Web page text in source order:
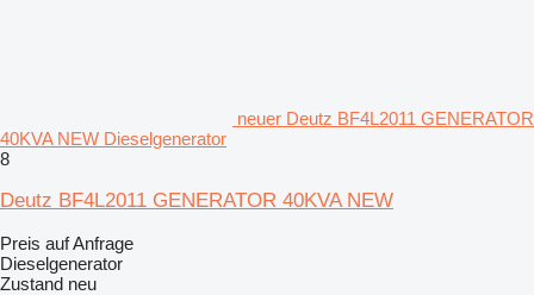
neuer Deutz BF4L2011 GENERATOR
40KVA NEW Dieselgenerator
8
Deutz BF4L2011 GENERATOR 40KVA NEW
Preis auf Anfrage
Dieselgenerator
Zustand neu